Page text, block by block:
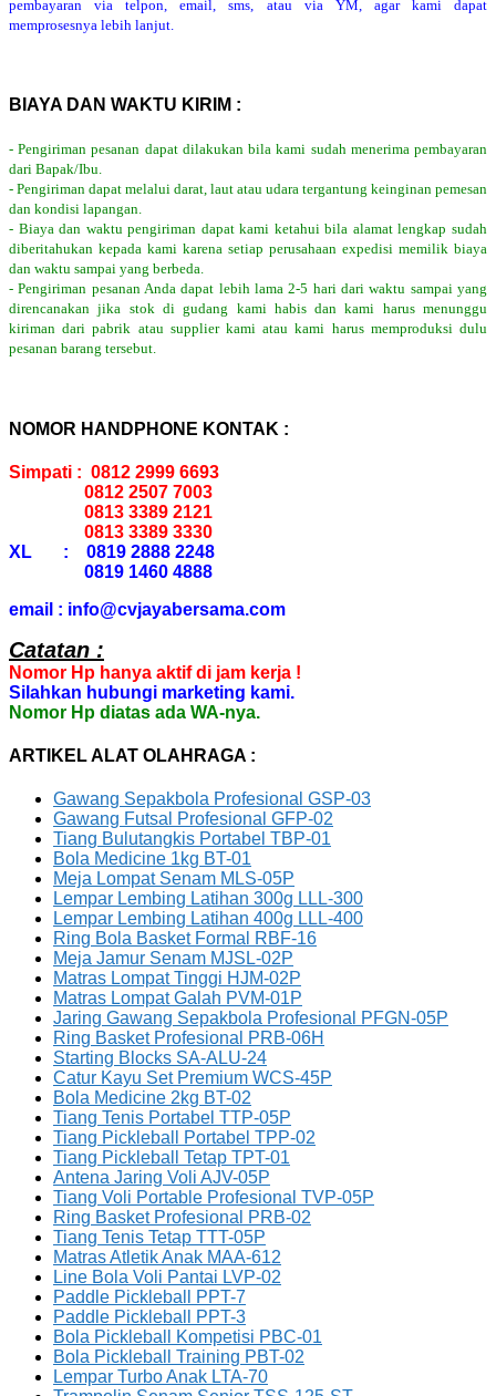
pembayaran via telpon, email, sms, atau via YM, agar kami dapat
memprosesnya lebih lanjut.
BIAYA DAN WAKTU KIRIM :
- Pengiriman pesanan dapat dilakukan bila kami sudah menerima pembayaran
dari Bapak/Ibu.
- Pengiriman dapat melalui darat, laut atau udara tergantung keinginan pemesan
dan kondisi lapangan.
- Biaya dan waktu pengiriman dapat kami ketahui bila alamat lengkap sudah
diberitahukan kepada kami karena setiap perusahaan expedisi memilik biaya
dan waktu sampai yang berbeda.
- Pengiriman pesanan Anda dapat lebih lama 2-5 hari dari waktu sampai yang
direncanakan jika stok di gudang kami habis dan kami harus menunggu
kiriman dari pabrik atau supplier kami atau kami harus memproduksi dulu
pesanan barang tersebut.
NOMOR HANDPHONE KONTAK :
Simpati : 0812 2999 6693
0812 2507 7003
0813 3389 2121
0813 3389 3330
XL : 0819 2888 2248
0819 1460 4888
email : info@cvjayabersama.com
Catatan :
Nomor Hp hanya aktif di jam kerja !
Silahkan hubungi marketing kami.
Nomor Hp diatas ada WA-nya.
ARTIKEL ALAT OLAHRAGA :
Gawang Sepakbola Profesional GSP-03
Gawang Futsal Profesional GFP-02
Tiang Bulutangkis Portabel TBP-01
Bola Medicine 1kg BT-01
Meja Lompat Senam MLS-05P
Lempar Lembing Latihan 300g LLL-300
Lempar Lembing Latihan 400g LLL-400
Ring Bola Basket Formal RBF-16
Meja Jamur Senam MJSL-02P
Matras Lompat Tinggi HJM-02P
Matras Lompat Galah PVM-01P
Jaring Gawang Sepakbola Profesional PFGN-05P
Ring Basket Profesional PRB-06H
Starting Blocks SA-ALU-24
Catur Kayu Set Premium WCS-45P
Bola Medicine 2kg BT-02
Tiang Tenis Portabel TTP-05P
Tiang Pickleball Portabel TPP-02
Tiang Pickleball Tetap TPT-01
Antena Jaring Voli AJV-05P
Tiang Voli Portable Profesional TVP-05P
Ring Basket Profesional PRB-02
Tiang Tenis Tetap TTT-05P
Matras Atletik Anak MAA-612
Line Bola Voli Pantai LVP-02
Paddle Pickleball PPT-7
Paddle Pickleball PPT-3
Bola Pickleball Kompetisi PBC-01
Bola Pickleball Training PBT-02
Lempar Turbo Anak LTA-70